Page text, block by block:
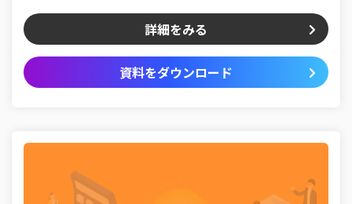
詳細をみる
資料をダウンロード